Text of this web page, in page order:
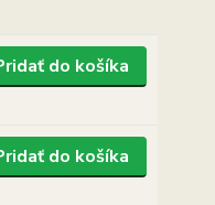
do košíka
do košíka